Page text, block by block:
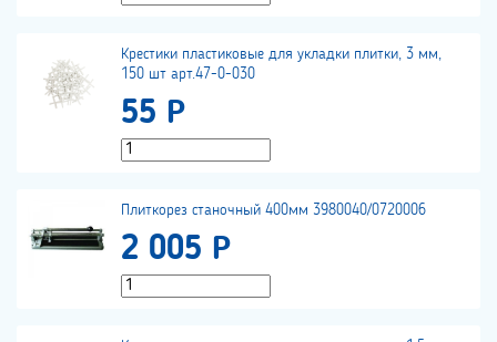
Крестики пластиковые для укладки плитки, 3 мм,
150 шт арт.47-0-030
55 Р
Плиткорез станочный 400мм 3980040/0720006
2 005 Р